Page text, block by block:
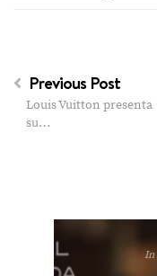
Previous Post
Louis Vuitton presenta
su…
In